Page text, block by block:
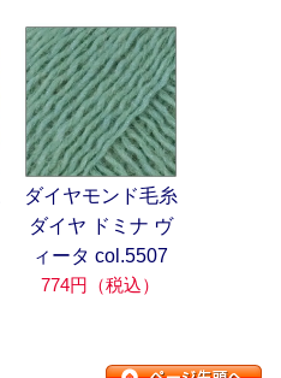
ダイヤモンド毛糸
ダイヤ ドミナ ヴ
ィータ col.5507
774円（税込）